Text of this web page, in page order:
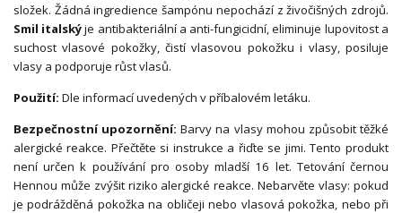
složek. Žádná ingredience šampónu nepochází z živočišných zdrojů.
Smil italskýje antibakteriální a anti-fungicidní, eliminuje lupovitost a
suchost vlasové pokožky, čistí vlasovou pokožku i vlasy, posiluje
vlasy a podporuje růst vlasů.
Použití: Dle informací uvedených v příbalovém letáku.
Bezpečnostní upozornění:Barvy na vlasy mohou způsobit těžké
alergické reakce. Přečtěte si instrukce a řiďte se jimi. Tento produkt
není určen k používání pro osoby mladší 16 let. Tetování černou
Hennou může zvýšit riziko alergické reakce. Nebarvěte vlasy: pokud
je podrážděná pokožka na obličeji nebo vlasová pokožka, nebo při